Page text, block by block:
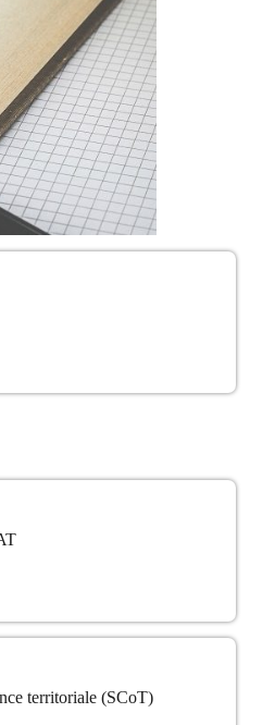
territoriale (SCoT)